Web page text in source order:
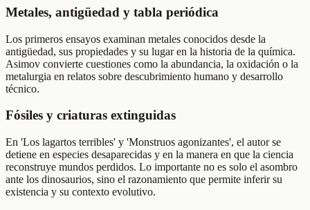
Metales, antigüedad y tabla periódica
Los primeros ensayos examinan metales conocidos desde la
antigüedad, sus propiedades y su lugar en la historia de la química.
Asimov convierte cuestiones como la abundancia, la oxidación o la
metalurgia en relatos sobre descubrimiento humano y desarrollo
técnico.
Fósiles y criaturas extinguidas
En 'Los lagartos terribles' y 'Monstruos agonizantes', el autor se
detiene en especies desaparecidas y en la manera en que la ciencia
reconstruye mundos perdidos. Lo importante no es solo el asombro
ante los dinosaurios, sino el razonamiento que permite inferir su
existencia y su contexto evolutivo.